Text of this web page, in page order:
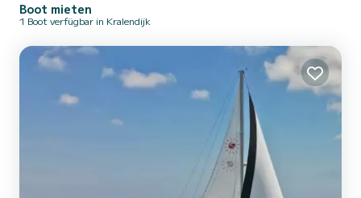
Boot mieten
1 Boot verfügbar in Kralendijk